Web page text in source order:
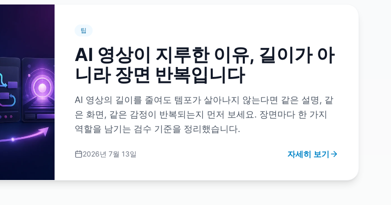
팁
AI 영상이 지루한 이유, 길이가 아
니라 장면 반복입니다
AI 영상의 길이를 줄여도 템포가 살아나지 않는다면 같은 설명, 같
은 화면, 같은 감정이 반복되는지 먼저 보세요. 장면마다 한 가지
역할을 남기는 검수 기준을 정리했습니다.
2026년 7월 13일 자세히 보기